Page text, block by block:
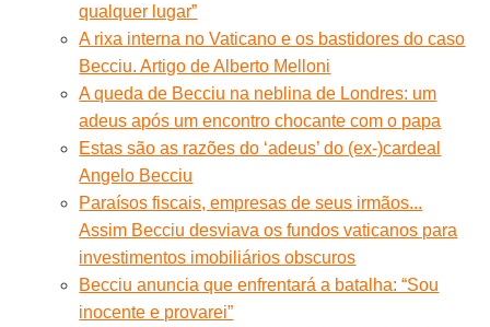
qualquer lugar”
A rixa interna no Vaticano e os bastidores do caso
Becciu. Artigo de Alberto Melloni
A queda de Becciu na neblina de Londres: um
adeus após um encontro chocante com o papa
Estas são as razões do ‘adeus’ do (ex-)cardeal
Angelo Becciu
Paraísos fiscais, empresas de seus irmãos...
Assim Becciu desviava os fundos vaticanos para
investimentos imobiliários obscuros
Becciu anuncia que enfrentará a batalha: “Sou
inocente e provarei”